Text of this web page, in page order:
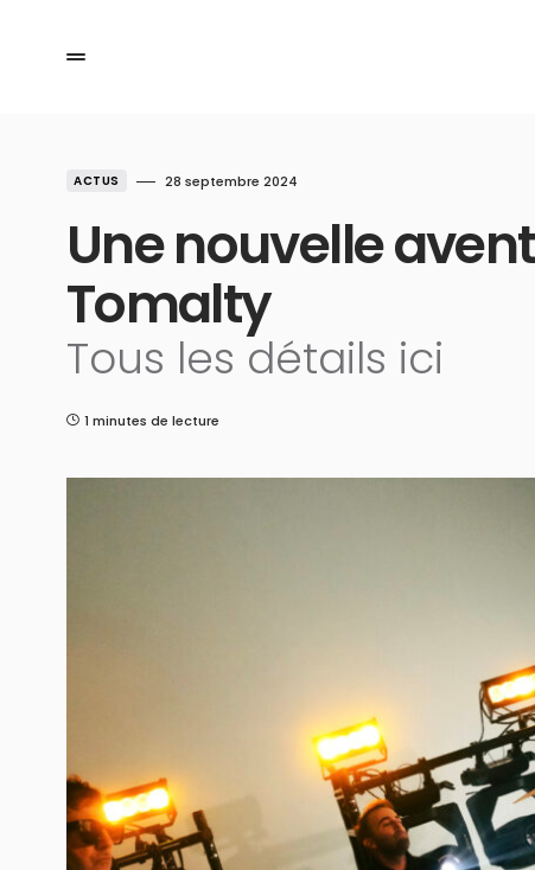
ACTUS 28 septembre 2024
Une nouvelle
Tomalty
Tous les détails ici
1 minutes de lecture